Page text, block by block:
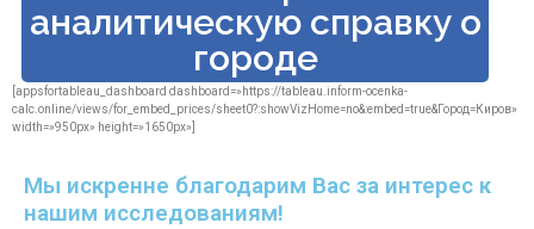
аналитическую справку о
городе
[appsfortableau_dashboard dashboard=»https://tableau.inform-ocenka-
calc.online/views/for_embed_prices/sheet0?:showVizHome=no&:embed=true&Гоpод=Киров»
width=»950px» height=»1650px»]
Мы искренне благодарим Вас за интерес к
нашим исследованиям!